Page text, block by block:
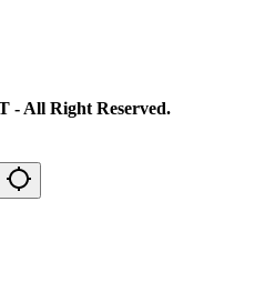
- All Right Reserved.